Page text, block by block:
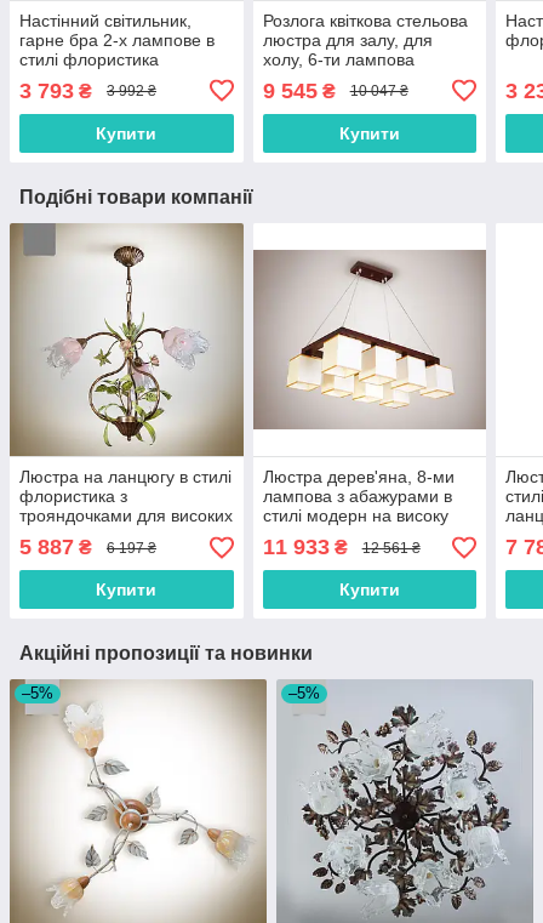
Настінний світильник,
гарне бра 2-х лампове в
стилі флористика
3 793 ₴ 3 992 ₴
Купити
Розлога квіткова стельова
люстра для залу, для
холу, 6-ти лампова
9 545₴ 10 047 ₴
Купити
3
Подібні товари компанії
Люстра на ланцюгу в стилі
флористика з
трояндочками для високих
стель
5 887 ₴ 6 197 ₴
Купити
Люстра дерев'яна, 8-ми
лампова з абажурами в
стилі модерн на високу
стелю
11 933₴ 12 561 ₴
Купити
5-
7
Акційні пропозиції та новинки
–5% –5%